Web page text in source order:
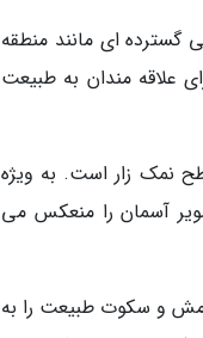
ای مانند منطقه
علاقه مندان به طبیعت
نمک زار است. به ویژه
آسمان را منعکس می
و سکوت طبیعت را به